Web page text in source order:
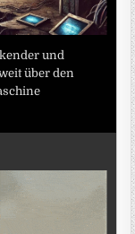
und
über den